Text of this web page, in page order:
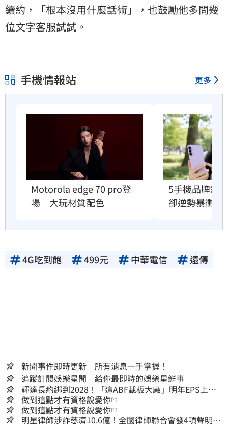
續約，「根本沒用什麼話術」，也鼓勵他多問幾
位文字客服試試。
手機情報站 更多
Motorola edge 70 pro登
場　大玩材質配色
5手機品牌銷
卻逆勢暴衝
4G吃到飽 499元 中華電信 遠傳
新聞事件即時更新 所有消息一手掌握！
追蹤訂閱娛樂星聞 給你最即時的娛樂星鮮事
輝達長約綁到2028！「這ABF載板大廠」明年EPS上看
22元 目標價至1000元
做到這點才有資格說愛你PR
做到這點才有資格說愛你PR
明星律師涉詐慈濟10.6億！全國律師聯合會發4項聲明